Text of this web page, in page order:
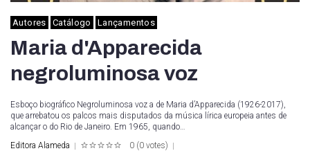
Autores Catálogo Lançamentos
Maria d'Apparecida
negroluminosa voz
Esboço biográfico Negroluminosa voz a de Maria d’Apparecida (1926-2017),
que arrebatou os palcos mais disputados da música lírica europeia antes de
alcançar o do Rio de Janeiro. Em 1965, quando…
Editora Alameda
0 (0 votes)